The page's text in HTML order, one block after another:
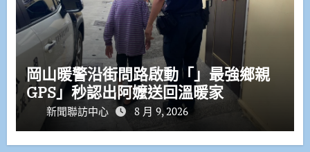
岡山暖警沿街問路啟動「」最強鄉親
GPS」秒認出阿嬤送回溫暖家
新聞聯訪中心 8 月 9, 2026